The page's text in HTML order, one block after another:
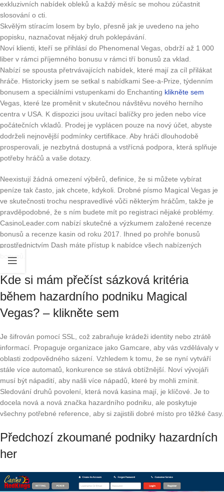
exkluzivních nabídek obleků a každý měsíc se mohou zúčastnit
slosování o cti.
Skvělým stíracím losem by bylo, přesně jak je uvedeno na jeho
popisku, naznačovat nějaký druh poklepávání.
Noví klienti, kteří se přihlásí do Phenomenal Vegas, obdrží až 1 000
liber v rámci příjemného bonusu v rámci tří bonusů za vklad.
Nabízí se spousta přetrvávajících nabídek, které mají za cíl přilákat
hráče. Historicky jsem se setkal s nabídkami See-a-Prize, týdenním
bonusem a speciálními vstupenkami do Enchanting klikněte sem
Vegas, které lze proměnit v skutečnou návštěvu nového herního
centra v USA. K dispozici jsou uvítací balíčky pro jeden nebo více
počátečních vkladů. Prodej je vyplácen pouze na nový účet, abyste
dodrželi nejnovější podmínky certifikace. Aby hráči dlouhodobě
prosperovali, je nezbytná dostupná a vstřícná podpora, která splňuje
potřeby hráčů a vaše dotazy.
Neexistují žádná omezení výběrů, definice, že si můžete vybírat
peníze tak často, jak chcete, kdykoli. Drobné písmo Magical Vegas je
ve skutečnosti trochu nespravedlivé vůči některým hráčům, takže je
pravděpodobné, že s ním budete mít po registraci nějaké problémy.
CasinoLeader.com nabízí skutečné a výzkumem založené recenze
bonusů a recenze kasin od roku 2017. Ihned po prohře bonusů
prostřednictvím Dash máte přístup k nabídce všech nabízených
bonusů.
Kde si mám přečíst sázková kritéria
během hazardního podniku Magical
Vegas? – klikněte sem
Je šifrován pomocí SSL, což zabraňuje krádeži identity nebo ztrátě
informací. Propaguje organizace jako Gamcare, aby vás vzdělávaly v
oblasti zodpovědného sázení. Vzhledem k tomu, že se nyní vytváří
stále více automatů, konkurence se stává obtížnější. Noví vývojáři
musí být nápadití, aby našli více nápadů, které by mohli zmínit.
Sledování druhů povolení, která nová kasina mají, je klíčové. Je to
docela nová a nová značka hazardního podniku, ale poskytuje
všechny potřebné reference, aby si zajistili dobré místo pro těžké časy.
Předchozí zkoumané podniky hazardních
her